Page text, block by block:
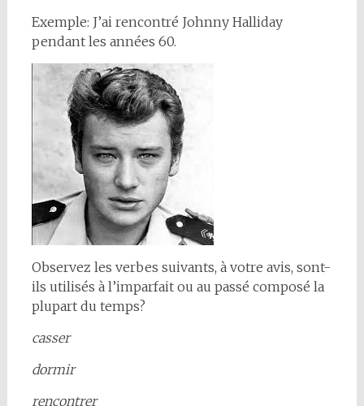
Exemple: J’ai rencontré Johnny Halliday
pendant les années 60.
Observez les verbes suivants, à votre avis, sont-
ils utilisés à l’imparfait ou au passé composé la
plupart du temps?
casser
dormir
rencontrer